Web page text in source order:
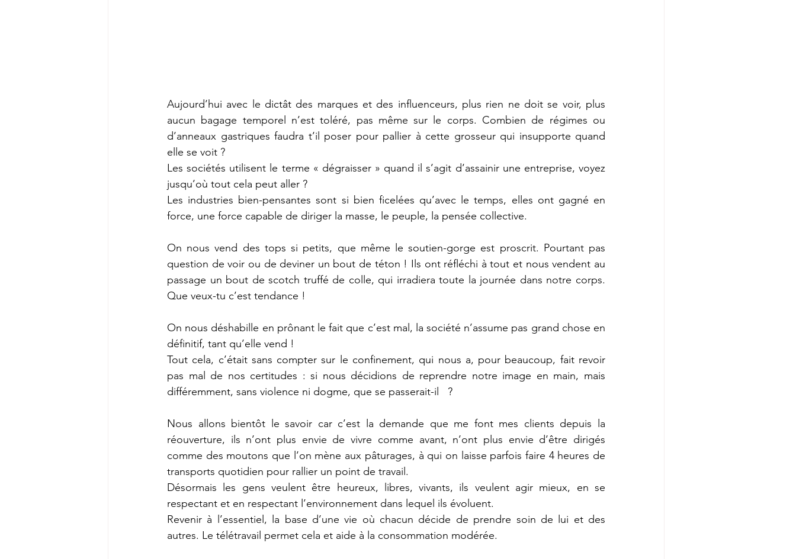
Aujourd’hui avec le dictât des marques et des influenceurs, plus rien ne doit se voir, plus
aucun bagage temporel n’est toléré, pas même sur le corps. Combien de régimes ou
d’anneaux gastriques faudra t’il poser pour pallier à cette grosseur qui insupporte quand
elle se voit ?
Les sociétés utilisent le terme « dégraisser » quand il s’agit d’assainir une entreprise, voyez
jusqu’où tout cela peut aller ?
Les industries bien-pensantes sont si bien ficelées qu’avec le temps, elles ont gagné en
force, une force capable de diriger la masse, le peuple, la pensée collective.
On nous vend des tops si petits, que même le soutien-gorge est proscrit. Pourtant pas
question de voir ou de deviner un bout de téton ! Ils ont réfléchi à tout et nous vendent au
passage un bout de scotch truffé de colle, qui irradiera toute la journée dans notre corps.
Que veux-tu c’est tendance !
On nous déshabille en prônant le fait que c’est mal, la société n’assume pas grand chose en
définitif, tant qu’elle vend !
Tout cela, c’était sans compter sur le confinement, qui nous a, pour beaucoup, fait revoir
pas mal de nos certitudes : si nous décidions de reprendre notre image en main, mais
différemment, sans violence ni dogme, que se passerait-il   ?
Nous allons bientôt le savoir car c’est la demande que me font mes clients depuis la
réouverture, ils n’ont plus envie de vivre comme avant, n’ont plus envie d’être dirigés
comme des moutons que l’on mène aux pâturages, à qui on laisse parfois faire 4 heures de
transports quotidien pour rallier un point de travail.
Désormais les gens veulent être heureux, libres, vivants, ils veulent agir mieux, en se
respectant et en respectant l’environnement dans lequel ils évoluent.
Revenir à l’essentiel, la base d’une vie où chacun décide de prendre soin de lui et des
autres. Le télétravail permet cela et aide à la consommation modérée.